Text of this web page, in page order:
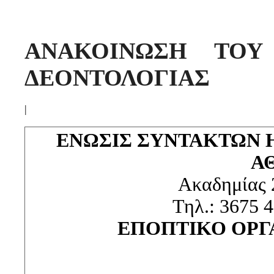
ΑΝΑΚΟΙΝΩΣΗ
ΔΕΟΝΤΟΛΟΓΙΑΣ
|
ΕΝΩΣΙΣ ΣΥΝΤΑΚΤΩΝ
Ακαδημίας
Τηλ.: 3675
ΕΠΟΠΤΙΚΟ